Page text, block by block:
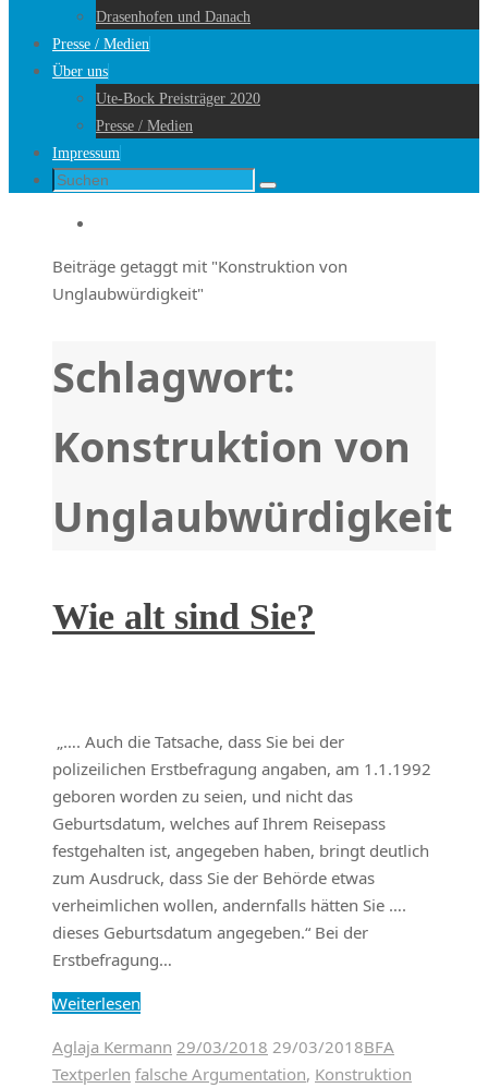
Drasenhofen und Danach
Presse / Medien
Über uns
Ute-Bock Preisträger 2020
Presse / Medien
Impressum
Suche
Suchen
Startseite
Beiträge getaggt mit "Konstruktion von
Unglaubwürdigkeit"
Schlagwort:
Konstruktion von
Unglaubwürdigkeit
Wie alt sind Sie?
„…. Auch die Tatsache, dass Sie bei der
polizeilichen Erstbefragung angaben, am 1.1.1992
geboren worden zu seien, und nicht das
Geburtsdatum, welches auf Ihrem Reisepass
festgehalten ist, angegeben haben, bringt deutlich
zum Ausdruck, dass Sie der Behörde etwas
verheimlichen wollen, andernfalls hätten Sie ….
dieses Geburtsdatum angegeben.“ Bei der
Erstbefragung…
Weiterlesen
Aglaja Kermann 29/03/2018 29/03/2018BFA
Textperlen falsche Argumentation, Konstruktion